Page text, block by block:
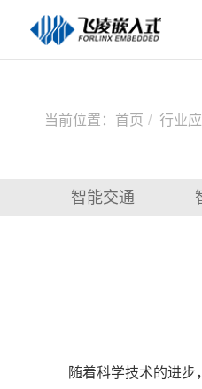
当前位置： 首页 行业
智能交通
随着科学技术的进步